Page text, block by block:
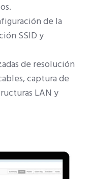
de la
SSID y
de resolución
captura de
LAN y